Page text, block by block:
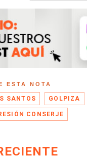
ESTA NOTA
SANTOS GOLPIZA
CONSERJE